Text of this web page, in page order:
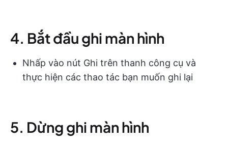
4. Bắt đầu ghi màn hình
Nhấp vào nút Ghi trên thanh công cụ và
thực hiện các thao tác bạn muốn ghi lại
5. Dừng ghi màn hình